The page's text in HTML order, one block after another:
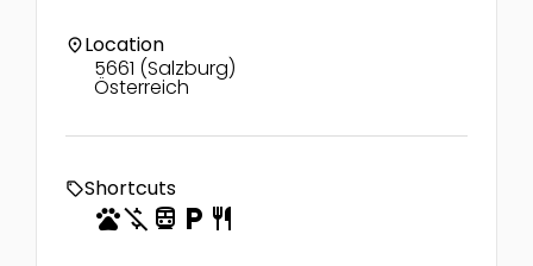
location_onLocation
5661 (Salzburg)
Österreich
local_offerShortcuts
petsmoney_off directions_transit local_parking restaurant